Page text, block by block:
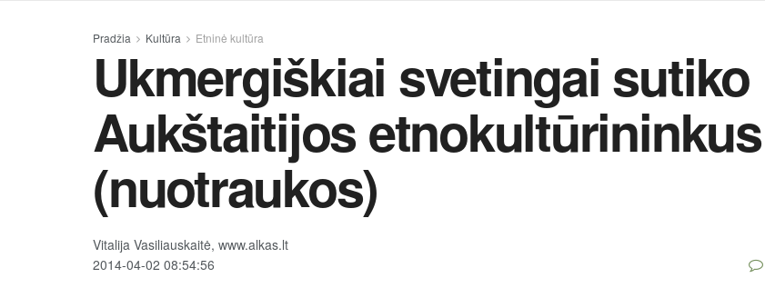
Pradžia Kultūra Etninė kultūra
Ukmergiškiai svetingai sutiko
Aukštaitijos etnokultūrininkus
(nuotraukos)
Vitalija Vasiliauskaitė, www.alkas.lt
2014-04-02 08:54:56